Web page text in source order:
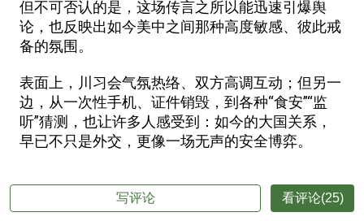
但不可否认的是，这场传言之所以能迅速引爆舆
论，也反映出如今美中之间那种高度敏感、彼此戒
备的氛围。
表面上，川习会气氛热络、双方高调互动；但另一
边，从一次性手机、证件销毁，到各种“食安”“监
听”猜测，也让许多人感受到：如今的大国关系，
早已不只是外交，更像一场无声的安全博弈。
写评论 看评论(25)